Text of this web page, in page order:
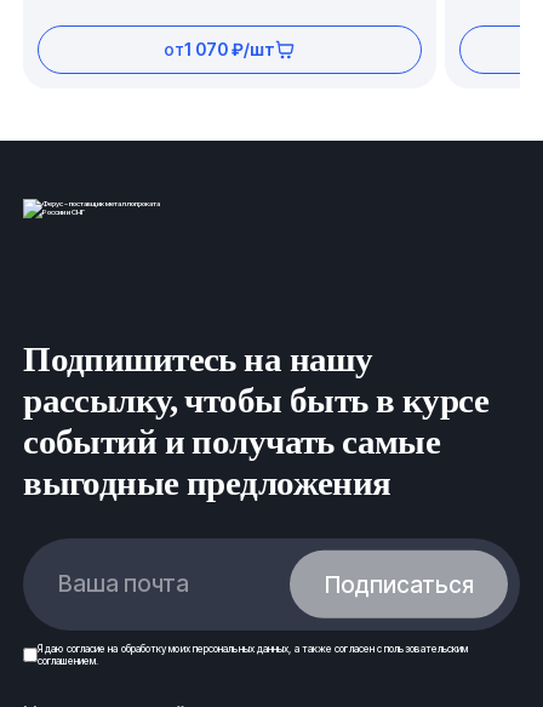
от1 070 ₽/шт
Подпишитесь на нашу
рассылку, чтобы быть в курсе
событий и получать самые
выгодные предложения
Ваша почта Подписаться
Я даю согласие на обработку моих персональных данных , а также согласен спользовательским
соглашением.